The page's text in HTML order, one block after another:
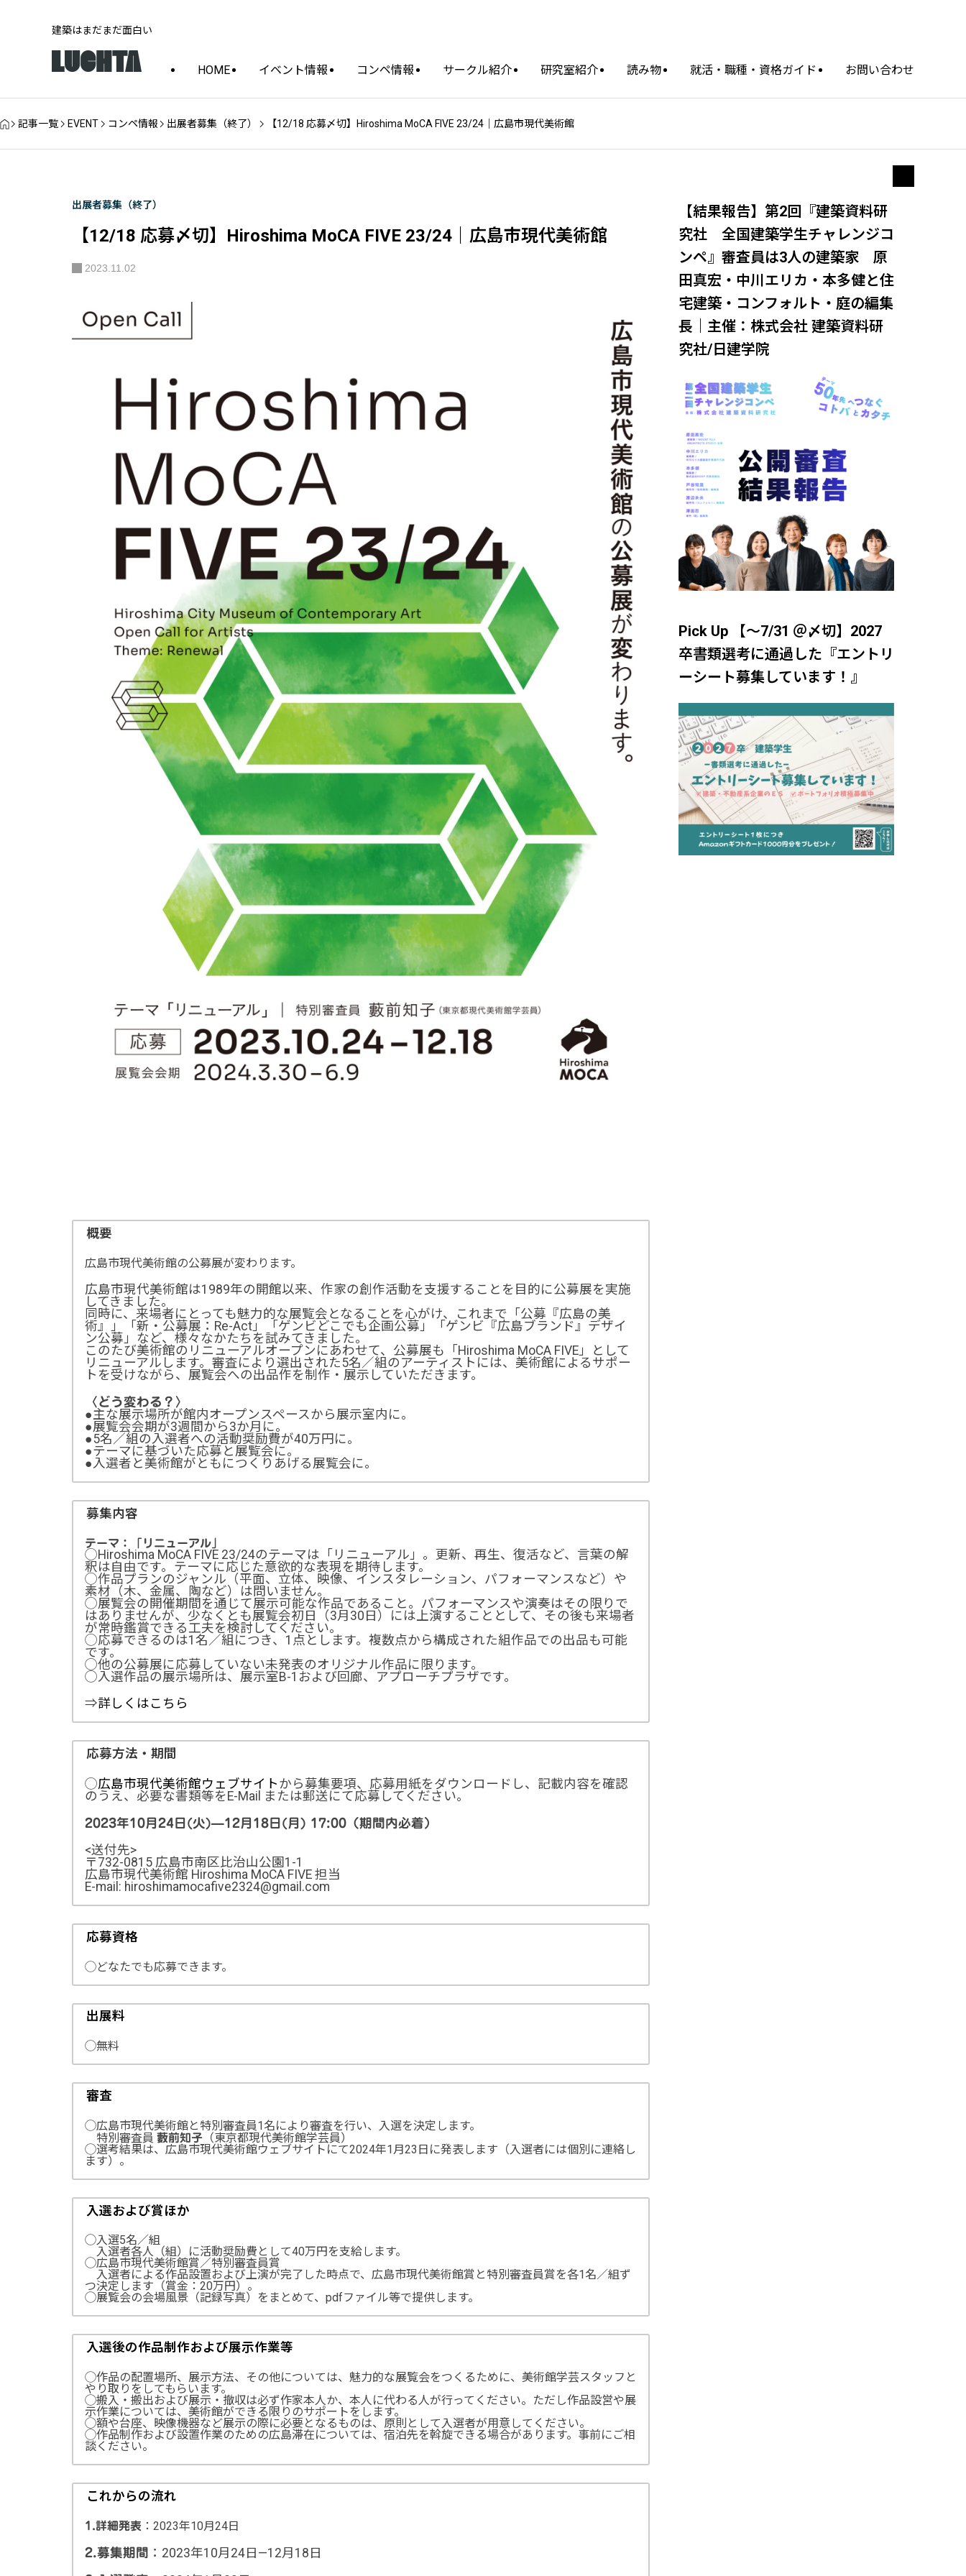
建築はまだまだ面白い
HOME イベント情報 コンペ情報 サークル紹介 研究室紹介 読み物 就活・職種・資格ガイド お問い合わせ
記事一覧 EVENT コンペ情報 出展者募集（終了） 【12/18 応募〆切】Hiroshima MoCA FIVE 23/24｜広島市現代美術館
出展者募集（終了）
【12/18 応募〆切】Hiroshima MoCA FIVE 23/24｜広島市現代美術館
2023.11.02
概要
広島市現代美術館の公募展が変わります。
広島市現代美術館は1989年の開館以来、作家の創作活動を支援することを目的に公募展を実施
してきました。
同時に、来場者にとっても魅力的な展覧会となることを心がけ、これまで「公募『広島の美
術』」「新・公募展：Re-Act」「ゲンビどこでも企画公募」「ゲンビ『広島ブランド』デザイ
ン公募」など、様々なかたちを試みてきました。
このたび美術館のリニューアルオープンにあわせて、公募展も「Hiroshima MoCA FIVE」として
リニューアルします。審査により選出された5名／組のアーティストには、美術館によるサポー
トを受けながら、展覧会への出品作を制作・展示していただきます。
〈どう変わる？〉
●主な展示場所が館内オープンスペースから展示室内に。
●展覧会会期が3週間から3か月に。
●5名／組の入選者への活動奨励費が40万円に。
●テーマに基づいた応募と展覧会に。
●入選者と美術館がともにつくりあげる展覧会に。
募集内容
テーマ：「リニューアル」
◯Hiroshima MoCA FIVE 23/24のテーマは「リニューアル」。更新、再生、復活など、言葉の解
釈は自由です。テーマに応じた意欲的な表現を期待します。
◯作品プランのジャンル（平面、立体、映像、インスタレーション、パフォーマンスなど）や
素材（木、金属、陶など）は問いません。
◯展覧会の開催期間を通じて展示可能な作品であること。パフォーマンスや演奏はその限りで
はありませんが、少なくとも展覧会初日（3月30日）には上演することとして、その後も来場者
が常時鑑賞できる工夫を検討してください。
◯応募できるのは1名／組につき、1点とします。複数点から構成された組作品での出品も可能
です。
◯他の公募展に応募していない未発表のオリジナル作品に限ります。
◯入選作品の展示場所は、展示室B-1および回廊、アプローチプラザです。
⇒詳しくはこちら
応募方法・期間
◯広島市現代美術館ウェブサイト から募集要項、応募用紙をダウンロードし、記載内容を確認
のうえ、必要な書類等をE-Mail または郵送にて応募してください。
2023年10月24日(火)—12月18日(月) 17:00（期間内必着）
<送付先>
〒732-0815 広島市南区比治山公園1-1
広島市現代美術館 Hiroshima MoCA FIVE 担当
E-mail: hiroshimamocafive2324@gmail.com
応募資格
◯どなたでも応募できます。
出展料
◯無料
審査
◯広島市現代美術館と特別審査員1名により審査を行い、入選を決定します。
特別審査員 藪前知子 （東京都現代美術館学芸員）
◯選考結果は、広島市現代美術館ウェブサイトにて2024年1月23日に発表します（入選者には個別に連絡し
ます）。
入選および賞ほか
◯入選5名／組
入選者各人（組）に活動奨励費として40万円を支給します。
◯広島市現代美術館賞／特別審査員賞
入選者による作品設置および上演が完了した時点で、広島市現代美術館賞と特別審査員賞を各1名／組ず
つ決定します（賞金：20万円）。
◯展覧会の会場風景（記録写真）をまとめて、pdfファイル等で提供します。
入選後の作品制作および展示作業等
◯作品の配置場所、展示方法、その他については、魅力的な展覧会をつくるために、美術館学芸スタッフと
やり取りをしてもらいます。
◯搬入・搬出および展示・撤収は必ず作家本人か、本人に代わる人が行ってください。ただし作品設営や展
示作業については、美術館ができる限りのサポートをします。
◯額や台座、映像機器など展示の際に必要となるものは、原則として入選者が用意してください。
◯作品制作および設置作業のための広島滞在については、宿泊先を斡旋できる場合があります。事前にご相
談ください。
これからの流れ
1.詳細発表 ：2023年10月24日
2.募集期間 ：2023年10月24日—12月18日
【結果報告】第2回『建築資料研
究社 全国建築学生チャレンジコ
ンペ』審査員は3人の建築家 原
田真宏・中川エリカ・本多健と住
宅建築・コンフォルト・庭の編集
長｜主催：株式会社 建築資料研
究社/日建学院
Pick Up 【～7/31 ＠〆切】2027
卒書類選考に通過した『エントリ
ーシート募集しています！』